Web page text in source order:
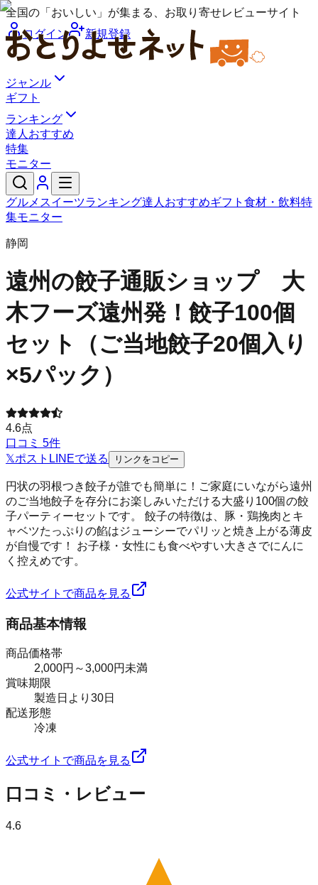
全国の「おいしい」が集まる、お取り寄せレビューサイト
ログイン
新規登録
ジャンル
ギフト
ランキング
達人おすすめ
特集
モニター
グルメ スイーツランキング達人おすすめギフト 食材・飲料特
集モニター
静岡
遠州の餃子通販ショップ 大
木フーズ遠州発！餃子100個
セット（ご当地餃子20個入り
×5パック）
4.6点
口コミ 5件
𝕏ポスト LINEで送る リンクをコピー
円状の羽根つき餃子が誰でも簡単に！ご家庭にいながら遠州
のご当地餃子を存分にお楽しみいただける大盛り100個の餃
子パーティーセットです。 餃子の特徴は、豚・鶏挽肉とキ
ャベツたっぷりの餡はジューシーでパリッと焼き上がる薄皮
が自慢です！ お子様・女性にも食べやすい大きさでにんに
く控えめです。
公式サイトで商品を見る
商品基本情報
商品価格帯
2,000円～3,000円未満
賞味期限
製造日より30日
配送形態
冷凍
公式サイトで商品を見る
口コミ・レビュー
4.6